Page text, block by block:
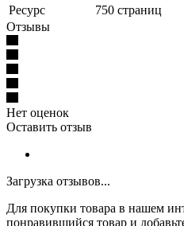
Ресурс
750 страниц
Отзывы
Нет оценок
Оставить отзыв
Загрузка отзывов...
Для покупки товара в нашем
понравившийся товар и